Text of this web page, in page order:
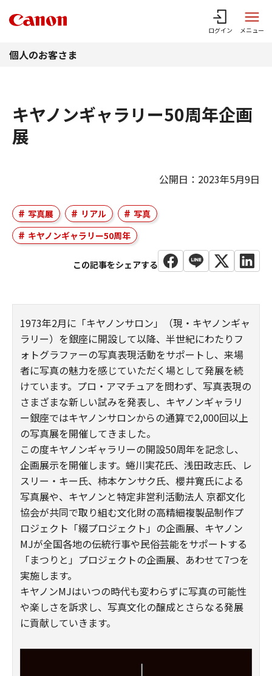
ログイン メニュー
個人のお客さま
キヤノンギャラリー50周年企画
展
公開日：2023年5月9日
写真展 リアル
写真
キヤノンギャラリー50周年
1973年2月に「キヤノンサロン」（現・キヤノンギャ
ラリー）を銀座に開設して以降、半世紀にわたりフ
ォトグラファーの写真表現活動をサポートし、来場
者に写真の魅力を感じていただく場として発展を続
けています。プロ・アマチュアを問わず、写真表現の
さまざまな新しい試みを発表し、キヤノンギャラリ
ー銀座ではキヤノンサロンからの通算で2,000回以上
の写真展を開催してきました。
この度キヤノンギャラリーの開設50周年を記念し、
企画展示を開催します。蜷川実花氏、浅田政志氏、レ
スリー・キー氏、柿本ケンサク氏、櫻井寛氏による
写真展や、キヤノンと特定非営利活動法人 京都文化
協会が共同で取り組む文化財の高精細複製品制作プ
ロジェクト「綴プロジェクト」の企画展、キヤノン
MJが全国各地の伝統行事や民俗芸能をサポートする
「まつりと」プロジェクトの企画展、あわせて7つを
実施します。
キヤノンMJはいつの時代も変わらずに写真の可能性
や楽しさを訴求し、写真文化の醸成とさらなる発展
に貢献していきます。